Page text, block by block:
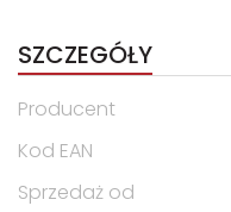
SZCZEGÓŁY
Producent
Kod EAN
Sprzedaż od